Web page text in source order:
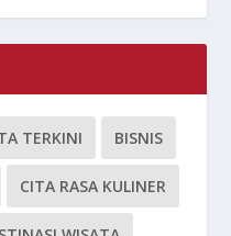
TERKINI BISNIS
CITA RASA KULINER